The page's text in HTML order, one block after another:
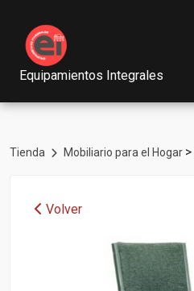
Equipamientos Integrales
Tienda Mobiliario para el Hogar >
Volver